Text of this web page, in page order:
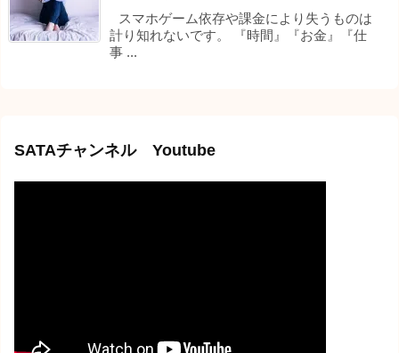
スマホゲーム依存や課金により失うものは
計り知れないです。 『時間』『お金』『仕
事 ...
SATAチャンネル Youtube